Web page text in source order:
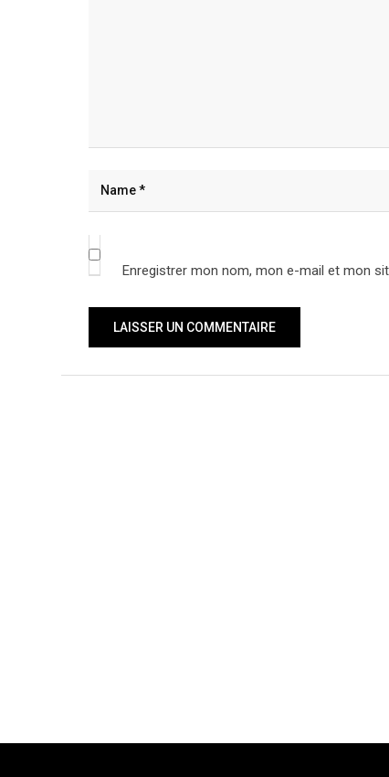
Enregistrer mon nom, mon e-mail et mon